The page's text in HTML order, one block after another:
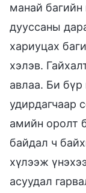
манай багийн
дууссаны
хариуцах
хэлэв.
авлаа. Би бүр
удирдагчаар
амийн оролт
байдал ч
хүлээж
асуудал